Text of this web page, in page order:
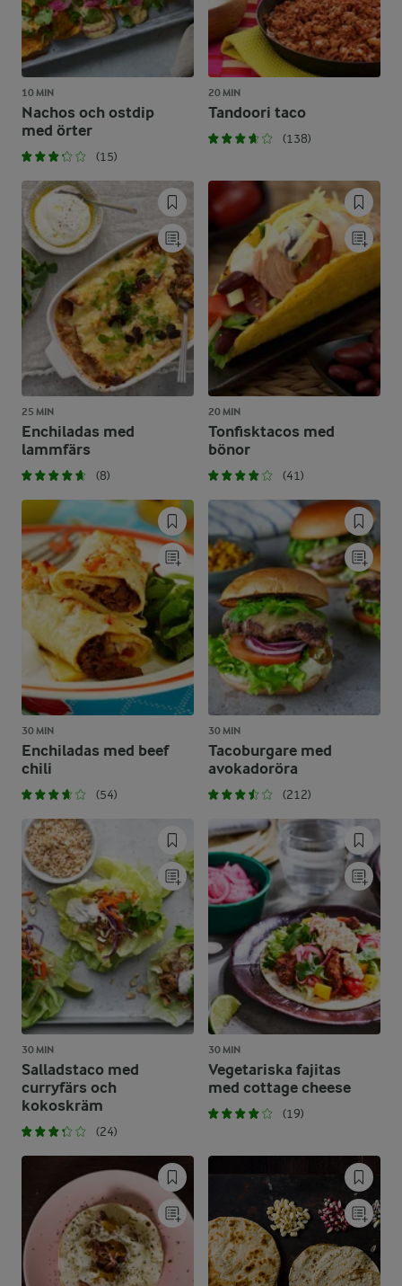
10 MIN
Nachos och ostdip
med örter
(15)
20 MIN
Tandoori taco
(138)
25 MIN
Enchiladas med
lammfärs
(8)
20 MIN
Tonfisktacos med
bönor
(41)
30 MIN
Enchiladas med beef
chili
(54)
30 MIN
Tacoburgare med
avokadoröra
(212)
30 MIN
Salladstaco med
curryfärs och
kokoskräm
(24)
30 MIN
Vegetariska fajitas
med cottage cheese
(19)